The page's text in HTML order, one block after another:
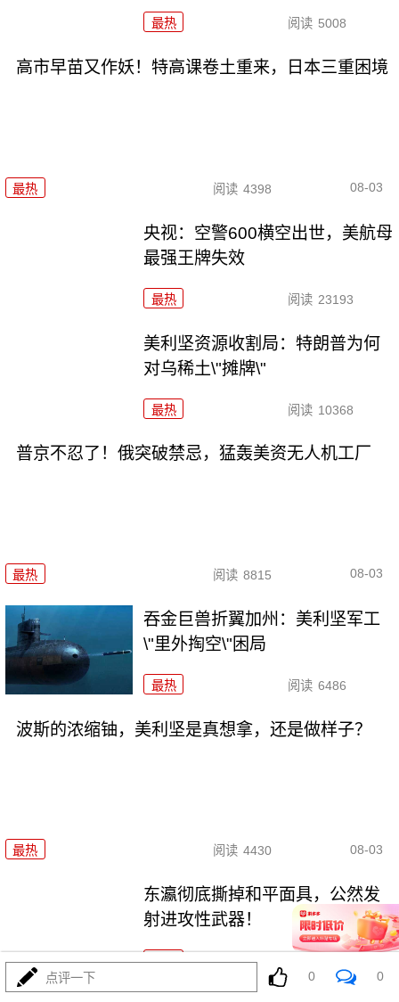
最热 阅读 5008
高市早苗又作妖！特高课卷土重来，日本三重困境
最热 阅读 4398 08-03
央视：空警600横空出世，美航母
最强王牌失效
最热 阅读 23193
美利坚资源收割局：特朗普为何
对乌稀土\"摊牌\"
最热 阅读 10368
普京不忍了！俄突破禁忌，猛轰美资无人机工厂
最热 阅读 8815 08-03
吞金巨兽折翼加州：美利坚军工
\"里外掏空\"困局
最热 阅读 6486
波斯的浓缩铀，美利坚是真想拿，还是做样子？
最热 阅读 4430 08-03
东瀛彻底撕掉和平面具，公然发
射进攻性武器！
最热
点评一下 0 0